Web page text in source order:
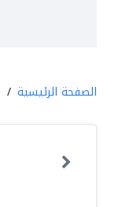
الصفحة الرئيسية